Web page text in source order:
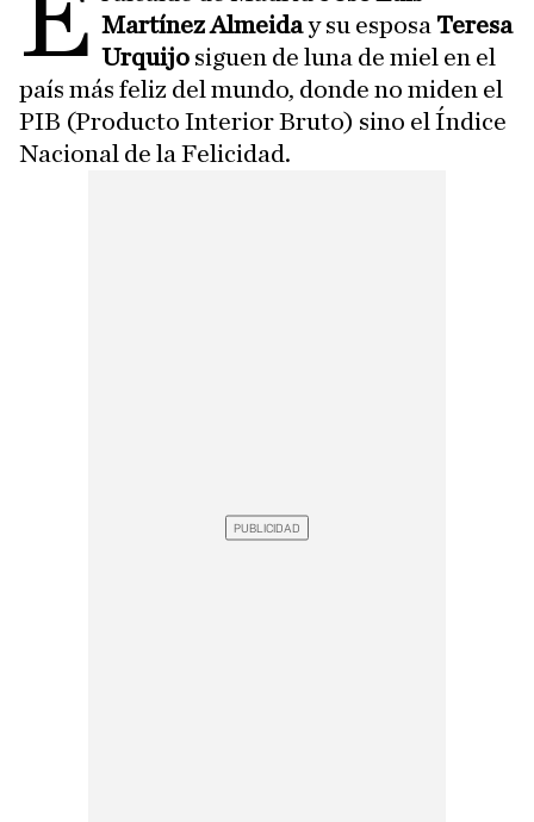
E Martínez Almeiday su esposa Teresa
Urquijo siguen de luna de miel en el
país más feliz del mundo, donde no miden el
PIB (Producto Interior Bruto) sino el Índice
Nacional de la Felicidad.